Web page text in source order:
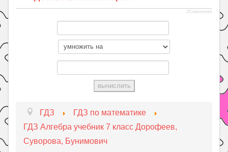
JComments
ГДЗ
ГДЗ по математике
ГДЗ Алгебра учебник 7 класс Дорофеев,
Суворова, Бунимович